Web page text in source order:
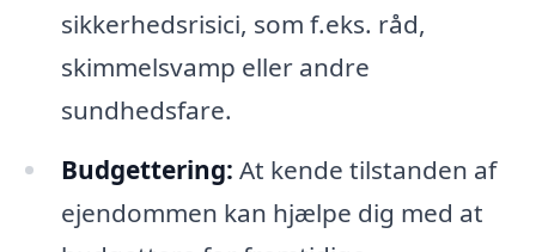
sikkerhedsrisici, som f.eks. råd,
skimmelsvamp eller andre
sundhedsfare.
Budgettering: At kende tilstanden af
ejendommen kan hjælpe dig med at